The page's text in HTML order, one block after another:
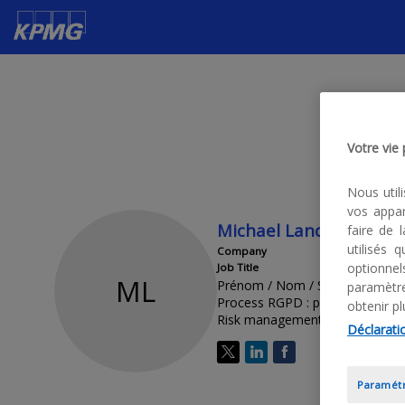
ML
Michael Landon
Company
Job Title
Prénom / Nom / Société >
Process RGPD : pour les
Risk management : ratio des
Votre vie
Nous
vos
faire de
utilisés
obtenir